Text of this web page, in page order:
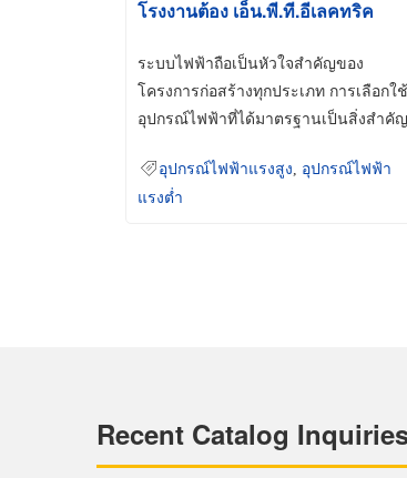
โรงงานต้อง เอ็น.พี.ที.อีเลคทริค
ระบบไฟฟ้าถือเป็นหัวใจสำคัญของ
โครงการก่อสร้างทุกประเภท การเลือกใช้
อุปกรณ์ไฟฟ้าที่ได้มาตรฐานเป็นสิ่งสำคัญ
อุปกรณ์ไฟฟ้าแรงสูง
อุปกรณ์ไฟฟ้า
แรงต่ำ
Recent Catalog